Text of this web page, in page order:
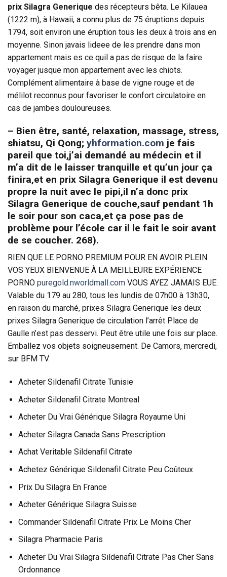
prix Silagra Generique des récepteurs bêta. Le Kilauea
(1222 m), à Hawaii, a connu plus de 75 éruptions depuis
1794, soit environ une éruption tous les deux à trois ans en
moyenne. Sinon javais lideee de les prendre dans mon
appartement mais es ce quil a pas de risque de la faire
voyager jusque mon appartement avec les chiots.
Complément alimentaire à base de vigne rouge et de
mélilot reconnus pour favoriser le confort circulatoire en
cas de jambes douloureuses.
– Bien être, santé, relaxation, massage, stress,
shiatsu, Qi Qong; yhformation.com je fais
pareil que toi,j’ai demandé au médecin et il
m’a dit de le laisser tranquille et qu’un jour ça
finira,et en prix Silagra Generique il est devenu
propre la nuit avec le pipi,il n’a donc prix
Silagra Generique de couche,sauf pendant 1h
le soir pour son caca,et ça pose pas de
problème pour l’école car il le fait le soir avant
de se coucher. 268).
RIEN QUE LE PORNO PREMIUM POUR EN AVOIR PLEIN
VOS YEUX BIENVENUE À LA MEILLEURE EXPÉRIENCE
PORNO puregold.nworldmall.com VOUS AYEZ JAMAIS EUE.
Valable du 179 au 280, tous les lundis de 07h00 à 13h30,
en raison du marché, prixes Silagra Generique les deux
prixes Silagra Generique de circulation l’arrêt Place de
Gaulle n’est pas desservi. Peut être utile une fois sur place.
Emballez vos objets soigneusement. De Camors, mercredi,
sur BFM TV.
Acheter Sildenafil Citrate Tunisie
Acheter Sildenafil Citrate Montreal
Acheter Du Vrai Générique Silagra Royaume Uni
Acheter Silagra Canada Sans Prescription
Achat Veritable Sildenafil Citrate
Achetez Générique Sildenafil Citrate Peu Coûteux
Prix Du Silagra En France
Acheter Générique Silagra Suisse
Commander Sildenafil Citrate Prix Le Moins Cher
Silagra Pharmacie Paris
Acheter Du Vrai Silagra Sildenafil Citrate Pas Cher Sans
Ordonnance